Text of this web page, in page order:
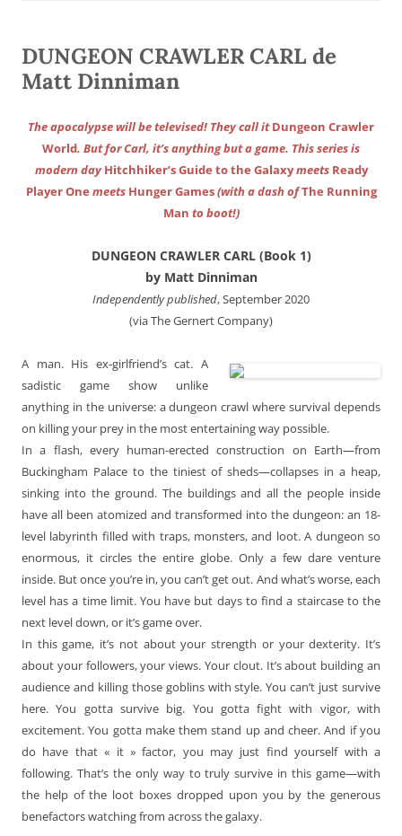
DUNGEON CRAWLER CARL de
Matt Dinniman
The apocalypse will be televised! They call itDungeon Crawler
World. But for Carl, it’s anything but a game. This series is
modern dayHitchhiker’s Guide to the Galaxymeets Ready
Player One meets Hunger Games(with a dash ofThe Running
Man to boot!)
DUNGEON CRAWLER CARL (Book 1)
by Matt Dinniman
Independently published, September 2020
(via The Gernert Company)
A man. His ex-girlfriend’s cat. A
sadistic game show unlike
anything in the universe: a dungeon crawl where survival depends
on killing your prey in the most entertaining way possible.
In a flash, every human-erected construction on Earth—from
Buckingham Palace to the tiniest of sheds—collapses in a heap,
sinking into the ground. The buildings and all the people inside
have all been atomized and transformed into the dungeon: an 18-
level labyrinth filled with traps, monsters, and loot. A dungeon so
enormous, it circles the entire globe. Only a few dare venture
inside. But once you’re in, you can’t get out. And what’s worse, each
level has a time limit. You have but days to find a staircase to the
next level down, or it’s game over.
In this game, it’s not about your strength or your dexterity. It’s
about your followers, your views. Your clout. It’s about building an
audience and killing those goblins with style. You can’t just survive
here. You gotta survive big. You gotta fight with vigor, with
excitement. You gotta make them stand up and cheer. And if you
do have that « it » factor, you may just find yourself with a
following. That’s the only way to truly survive in this game—with
the help of the loot boxes dropped upon you by the generous
benefactors watching from across the galaxy.